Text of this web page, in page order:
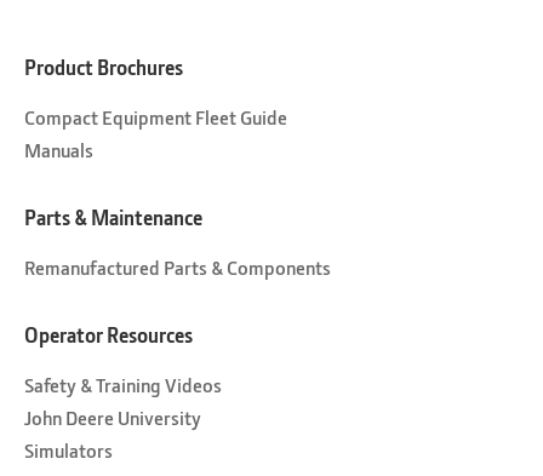
Product Brochures
Compact Equipment Fleet Guide
Manuals
Parts & Maintenance
Remanufactured Parts & Components
Operator Resources
Safety & Training Videos
John Deere University
Simulators